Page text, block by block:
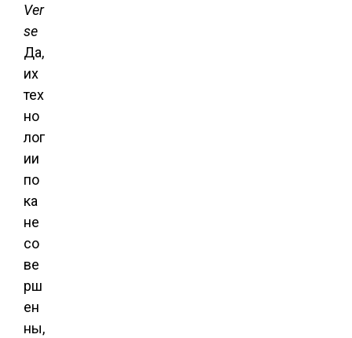
Ver
se
Да,
их
тех
но
лог
ии
по
ка
не
со
ве
рш
ен
ны,